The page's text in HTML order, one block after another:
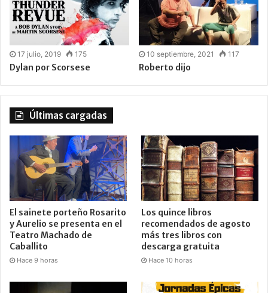
17 julio, 2019 175
Dylan por Scorsese
10 septiembre, 2021 117
Roberto dijo
Últimas cargadas
El sainete porteño Rosarito
y Aurelio se presenta en el
Teatro Machado de
Caballito
Hace 9 horas
Los quince libros
recomendados de agosto
más tres libros con
descarga gratuita
Hace 10 horas